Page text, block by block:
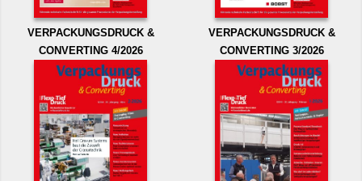
VERPACKUNGSDRUCK &
CONVERTING 4/2026
VERPACKUNGSDRUCK &
CONVERTING 3/2026